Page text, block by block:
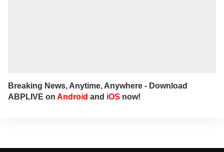
Breaking News, Anytime, Anywhere - Download
ABPLIVE on Android and iOS now!